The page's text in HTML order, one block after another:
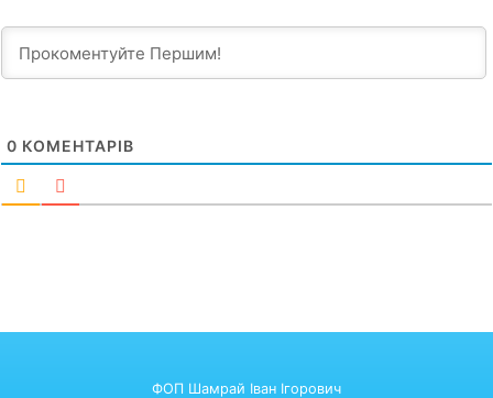
0 КОМЕНТАРІВ
ФОП Шамрай Іван Ігорович